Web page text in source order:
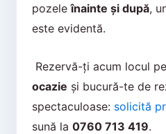
pozeleînainte și după,
este evidentă.
Rezervă-ți acum locul
ocazie și bucură-te de
spectaculoase: solicită
sună la 0760 713 419.